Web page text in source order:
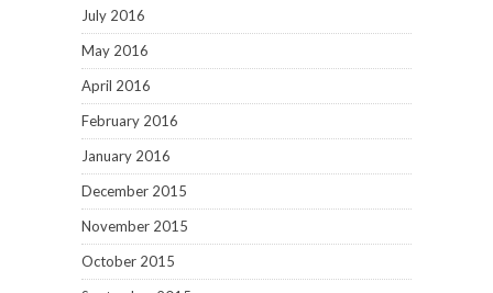
July 2016
May 2016
April 2016
February 2016
January 2016
December 2015
November 2015
October 2015